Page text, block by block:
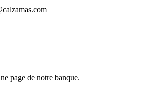
page de notre banque.